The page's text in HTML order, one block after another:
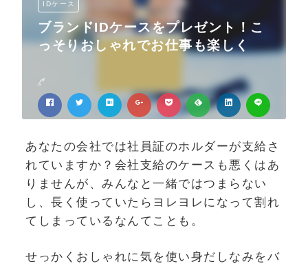
IDケース
ブランドIDケースをプレゼント！こ
っそりおしゃれでお仕事も楽しく
あなたの会社では社員証のホルダーが支給さ
れていますか？会社支給のケースも悪くはあ
りませんが、みんなと一緒ではつまらない
し、長く使っていたらヨレヨレになって割れ
てしまっているなんてことも。
せっかくおしゃれに気を使い身だしなみをバ